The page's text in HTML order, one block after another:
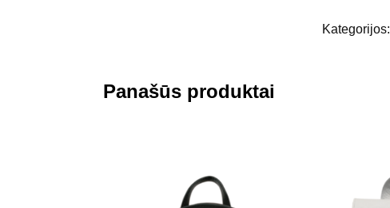
Kategorijos:
Panašūs produktai